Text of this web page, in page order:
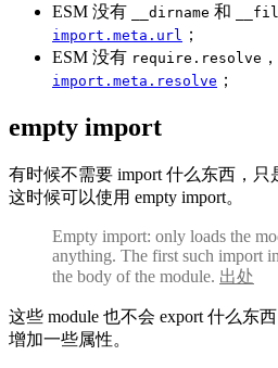
ESM 没有 __dirname 和
import.meta.url
；
ESM 没有 require.resolve
import.meta.resolve ；
empty import
有时候不需要 import 什么东西，只
这时候可以使用 empty import。
Empty import: only loads the
anything. The first such import
the body of the module. 出处
这些 module 也不会 export 什么东
增加一些属性。